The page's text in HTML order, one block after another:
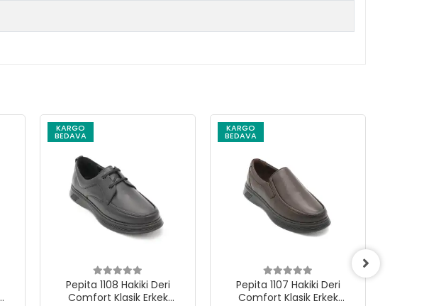
KARGO
BEDAVA
Pepita 1108 Hakiki Deri
Comfort Klasik Erkek
KARGO
BEDAVA
Pepita 1107 Hakiki Deri
Comfort Klasik Erkek